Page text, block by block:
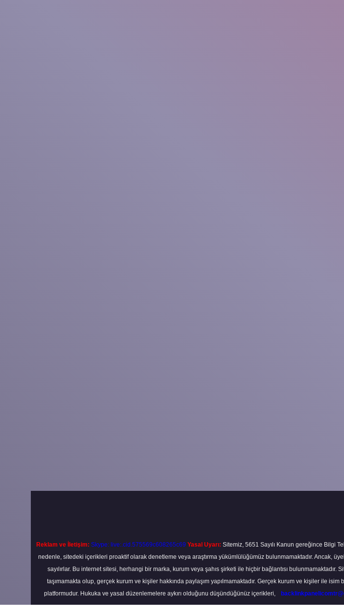
Reklam ve İletişim: Skype: live:.cid.575569c608265c69 Yasal Uyarı: Sitemiz, 5651 Sayılı Kanun gereğince Bilgi
nedenle, sitedeki içerikleri proaktif olarak denetleme veya araştırma yükümlülüğümüz bulunmamaktadır. Ancak,
sayılırlar. Bu internet sitesi, herhangi bir marka, kurum veya şahıs şirketi ile hiçbir bağlantısı
taşımamakta olup, gerçek kurum ve kişiler hakkında paylaşım yapılmamaktadır. Gerçek kurum ve kişiler ile
platformudur. Hukuka ve yasal düzenlemelere aykırı olduğunu düşündüğünüz içerikleri,